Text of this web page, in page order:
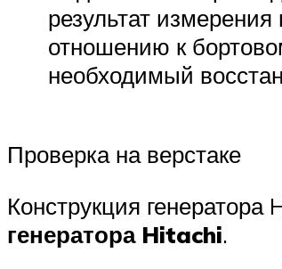
результат
отношению к
необходимый
Проверка на верстаке
Конструкция
генератора Hitachi.